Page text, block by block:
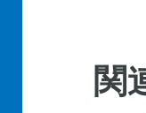
関